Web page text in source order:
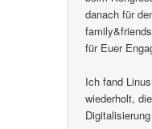
danach für
für Euer
Ich fand
wiederholt,